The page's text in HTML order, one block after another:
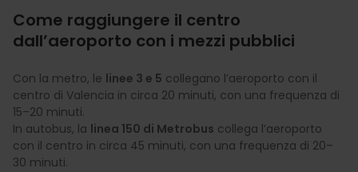
Come raggiungere il centro
dall’aeroporto con i mezzi pubblici
Con la metro, le linee 3 e 5 collegano l’aeroporto con il
centro di Valencia in circa 20 minuti, con una frequenza di
15–20 minuti.
In autobus, la linea 150 di Metrobus collega l’aeroporto
con il centro in circa 45 minuti, con una frequenza di 20–
30 minuti.